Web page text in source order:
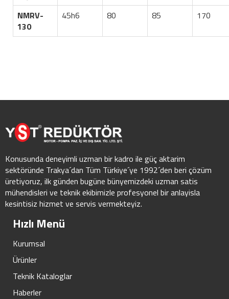
NMRV-
130
45h6 80 85 170
Konusunda deneyimli uzman bir kadro ile güç aktarim
sektöründe Trakya´dan Tüm Türkiye´ye 1992´den beri çözüm
üretiyoruz, ilk günden bugüne bünyemizdeki uzman satis
mühendisleri ve teknik ekibimizle profesyonel bir anlayisla
kesintisiz hizmet ve servis vermekteyiz.
Hızlı Menü
Kurumsal
Ürünler
Teknik Kataloglar
Haberler